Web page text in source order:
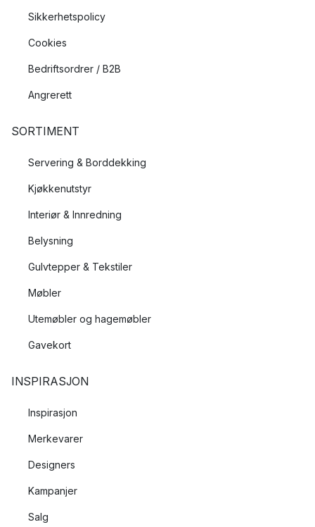
Sikkerhetspolicy
Cookies
Bedriftsordrer / B2B
Angrerett
SORTIMENT
Servering & Borddekking
Kjøkkenutstyr
Interiør & Innredning
Belysning
Gulvtepper & Tekstiler
Møbler
Utemøbler og hagemøbler
Gavekort
INSPIRASJON
Inspirasjon
Merkevarer
Designers
Kampanjer
Salg